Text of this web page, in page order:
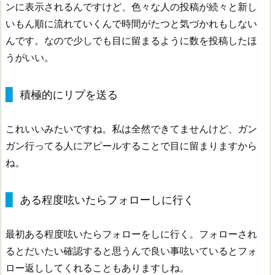
ンに表示されるんですけど、色々な人の投稿が続々と新し
いもん順に流れていくんで時間がたつと気づかれもしない
んです。なので少しでも目に留まるように数を投稿したほ
うがいい。
積極的にリプを送る
これいいみたいですね。私は全然できてませんけど、ガン
ガン行ってる人にアピールすることで目に留まりますから
ね。
ある程度呟いたらフォローしに行く
最初ある程度呟いたらフォローをしに行く。フォローされ
るとだいたい確認すると思うんで良い事呟いているとフォ
ロー返ししてくれることもありますしね。